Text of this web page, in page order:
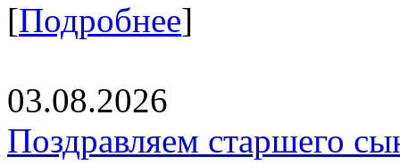
[Подробнее]
03.08.2026
Поздравляем старшего